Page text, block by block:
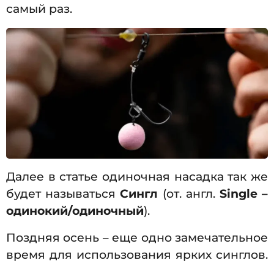
самый раз.
Далее в статье одиночная насадка так же
будет называтьсяСингл (от. англ. Single –
одинокий/одиночный).
Поздняя осень – еще одно замечательное
время для использования ярких синглов.